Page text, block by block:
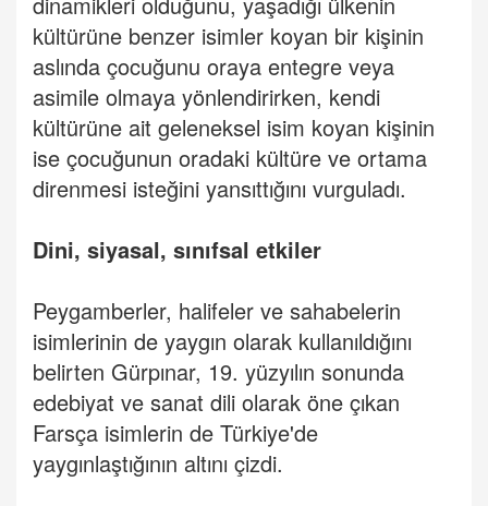
kültürüne benzer isimler koyan bir kişinin
aslında çocuğunu oraya entegre veya
asimile olmaya yönlendirirken, kendi
kültürüne ait geleneksel isim koyan kişinin
ise çocuğunun oradaki kültüre ve ortama
direnmesi isteğini yansıttığını vurguladı.
Dini, siyasal, sınıfsal etkiler
Peygamberler, halifeler ve sahabelerin
isimlerinin de yaygın olarak kullanıldığını
belirten Gürpınar, 19. yüzyılın sonunda
edebiyat ve sanat dili olarak öne çıkan
Farsça isimlerin de Türkiye'de
yaygınlaştığının altını çizdi.